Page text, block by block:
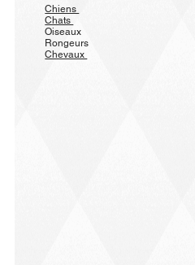
Chiens
Chats
Oiseaux
Rongeurs
Chevaux